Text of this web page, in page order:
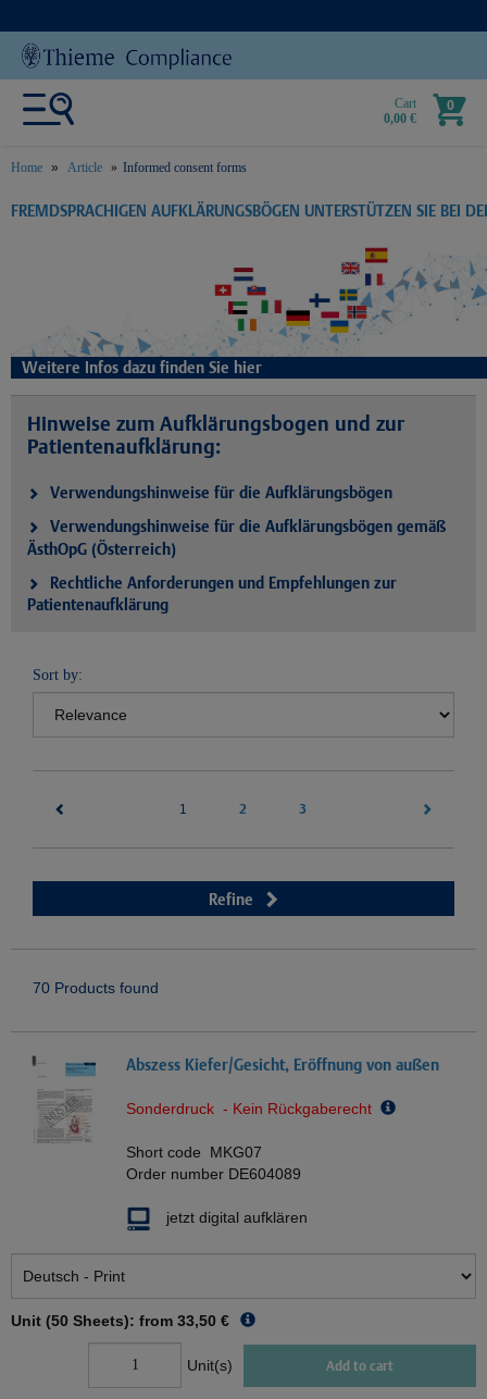
Cart
0,00 €
0
Home Article Informed consent forms
text.skipToContent
text.skipToNavigation
FREMDSPRACHIGEN AUFKLÄRUNGSBÖGEN UNTERSTÜTZEN SIE BEI
Weitere Infos dazu finden Sie hier
Hinweise zum Aufklärungsbogen und zur
Patientenaufklärung:
Verwendungshinweise für die Aufklärungsbögen
Verwendungshinweise für die Aufklärungsbögen gemäß
ÄsthOpG (Österreich)
Rechtliche Anforderungen und Empfehlungen zur
Patientenaufklärung
Sort by:
1 2 3
Refine
70 Products found
Abszess Kiefer/Gesicht, Eröffnung von außen
Sonderdruck - Kein Rückgaberecht
Short code MKG07
Order number DE604089
jetzt digital aufklären
Unit (50 Sheets): from 33,50 €
Unit(s) Add to cart